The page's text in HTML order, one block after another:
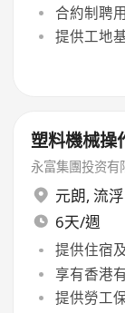
合約制聘
提供工地
塑料機械操
永富集團投资有
元朗, 流
6天/週
提供住宿
享有香港
提供勞工